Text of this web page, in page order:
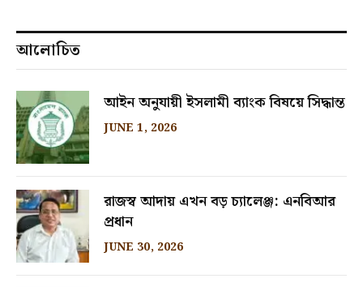
আলোচিত
আইন অনুযায়ী ইসলামী ব্যাংক বিষয়ে সিদ্ধান্ত
JUNE 1, 2026
রাজস্ব আদায় এখন বড় চ্যালেঞ্জ: এনবিআর
প্রধান
JUNE 30, 2026